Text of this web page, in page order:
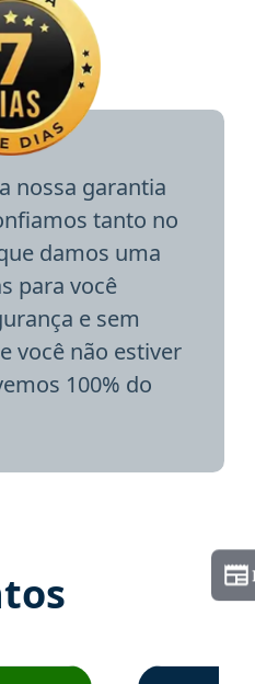
nossa garantia
tanto no
damos uma
para você
e sem
você não estiver
100% do
o Aprova Concursos em
Estudante